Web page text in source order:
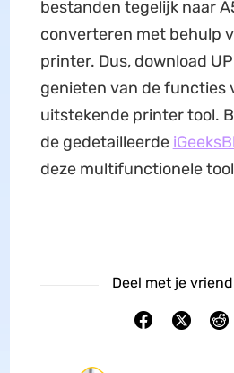
bestanden tegelijk naar
converteren met behulp
printer. Dus, download
genieten van de functies
uitstekende printer tool.
de gedetailleerde
deze multifunctionele
Deel met je